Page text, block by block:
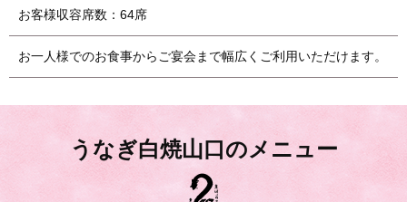
お客様収容席数：64席
お一人様でのお食事からご宴会まで幅広くご利用いただけます。
うなぎ白焼山口のメニュー